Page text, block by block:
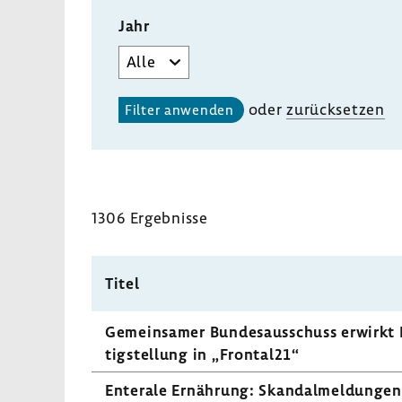
Jahr
oderzurück­setzen
1306 Ergeb­nisse
Titel
Gemein­samer Bundes­aus­schuss
tig­stel­lung in „Frontal21“
Ente­rale Ernäh­rung: Skan­dal­mel­dungen